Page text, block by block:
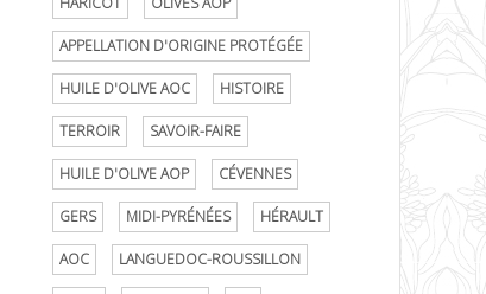
APPELLATION D'ORIGINE PROTÉGÉE
HUILE D'OLIVE AOC HISTOIRE
TERROIR SAVOIR-FAIRE
HUILE D'OLIVE AOP CÉVENNES
GERS MIDI-PYRÉNÉES HÉRAULT
AOC LANGUEDOC-ROUSSILLON